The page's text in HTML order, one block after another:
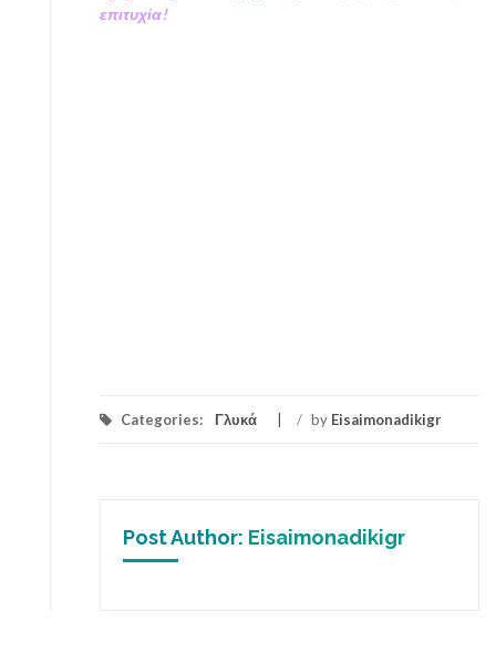
επιτυχία!
Categories: Γλυκά / by Eisaimonadikigr
Post Author: Eisaimonadikigr